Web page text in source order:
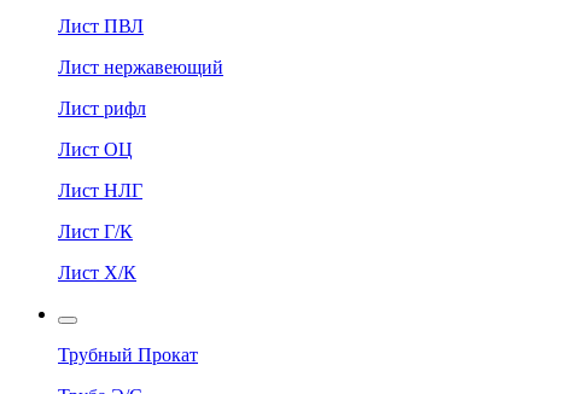
Лист ПВЛ
Лист нержавеющий
Лист рифл
Лист ОЦ
Лист НЛГ
Лист Г/К
Лист Х/К
Трубный Прокат